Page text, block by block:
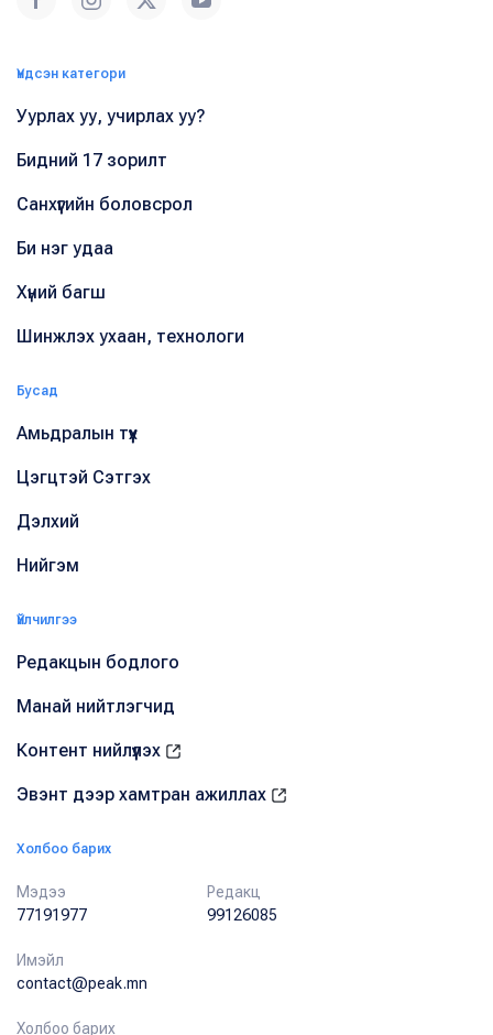
Үндсэн категори
Уурлах уу, учирлах уу?
Бидний 17 зорилт
Санхүүгийн боловсрол
Би нэг удаа
Хүний багш
Шинжлэх ухаан, технологи
Бусад
Амьдралын түүх
Цэгцтэй Сэтгэх
Дэлхий
Нийгэм
Үйлчилгээ
Редакцын бодлого
Манай нийтлэгчид
Контент нийлүүлэх
Эвэнт дээр хамтран ажиллах
Холбоо барих
Мэдээ
77191977
Редакц
99126085
Имэйл
contact@peak.mn
Холбоо барих